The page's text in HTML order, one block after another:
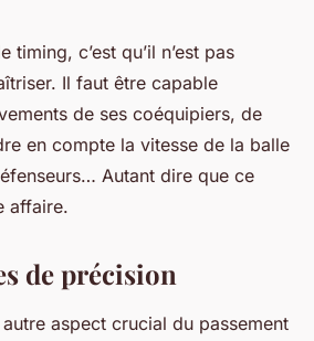
timing, c’est qu’il n’est pas
Il faut être capable
de ses coéquipiers, de
en compte la vitesse de la balle
Autant dire que ce
affaire.
de précision
aspect crucial du passement